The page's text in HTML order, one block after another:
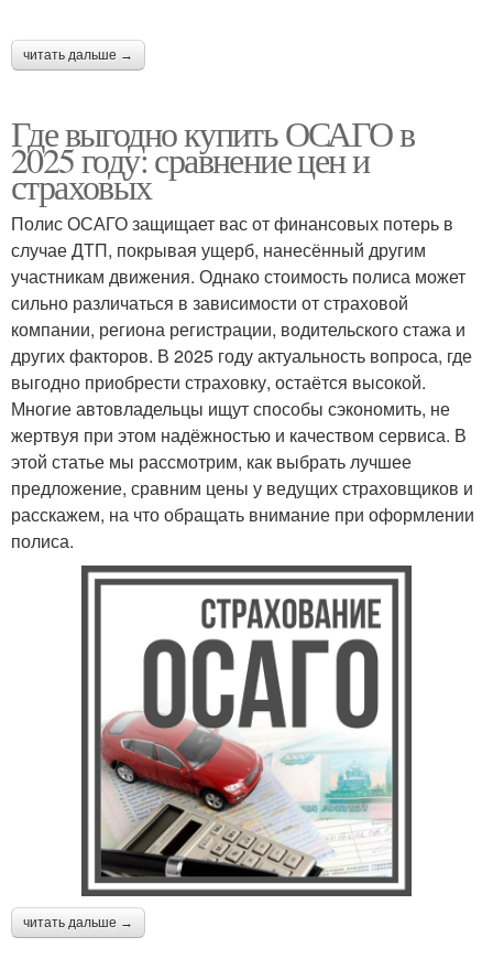
читать дальше →
Где выгодно купить ОСАГО в
2025 году: сравнение цен и
страховых
Полис ОСАГО защищает вас от финансовых потерь в
случае ДТП, покрывая ущерб, нанесённый другим
участникам движения. Однако стоимость полиса может
сильно различаться в зависимости от страховой
компании, региона регистрации, водительского стажа и
других факторов. В 2025 году актуальность вопроса, где
выгодно приобрести страховку, остаётся высокой.
Многие автовладельцы ищут способы сэкономить, не
жертвуя при этом надёжностью и качеством сервиса. В
этой статье мы рассмотрим, как выбрать лучшее
предложение, сравним цены у ведущих страховщиков и
расскажем, на что обращать внимание при оформлении
полиса.
читать дальше →